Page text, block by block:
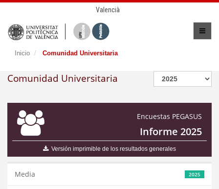
Valencià
Inicio Comunidad Universitaria
Comunidad Universitaria
Encuestas PEGASUS
Informe 2025
Versión imprimible de los resultados generales
2025
Media